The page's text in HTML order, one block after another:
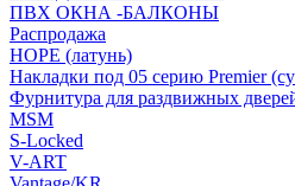
ПВХ ОКНА -БАЛКОНЫ
Распродажа
HOPE (латунь)
Накладки под 05 серию Premier
Фурнитура для раздвижных
MSM
S-Locked
V-ART